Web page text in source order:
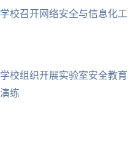
学校召开网络安全与信息化
学校组织开展实验室安全教
演练